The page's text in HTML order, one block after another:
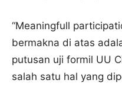
“Meaningfull
bermakna di atas
putusan uji formil UU
salah satu hal yang